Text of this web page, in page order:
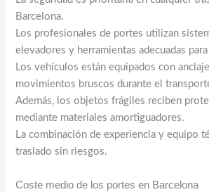
Barcelona.
Los profesionales de portes utilizan
elevadores y herramientas adecuadas
Los vehículos están equipados con
movimientos bruscos durante el
Además, los objetos frágiles reciben
mediante materiales amortiguadores.
La combinación de experiencia y equipo
traslado sin riesgos.
Coste medio de los portes en Barcelona